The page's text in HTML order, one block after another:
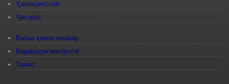
Ҳамоҳангсозӣ
Ҷасорат
Вазъи ҳавои кишвар
Варақаҳои матбуотӣ
Тамос